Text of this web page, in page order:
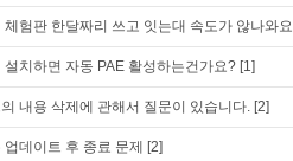
체험판 한달짜리 쓰고 잇는대 속도가 않나와요
설치하면 자동 PAE 활성하는건가요? [1]
내용 삭제에 관해서 질문이 있습니다. [2]
데이트 후 종료 문제 [2]